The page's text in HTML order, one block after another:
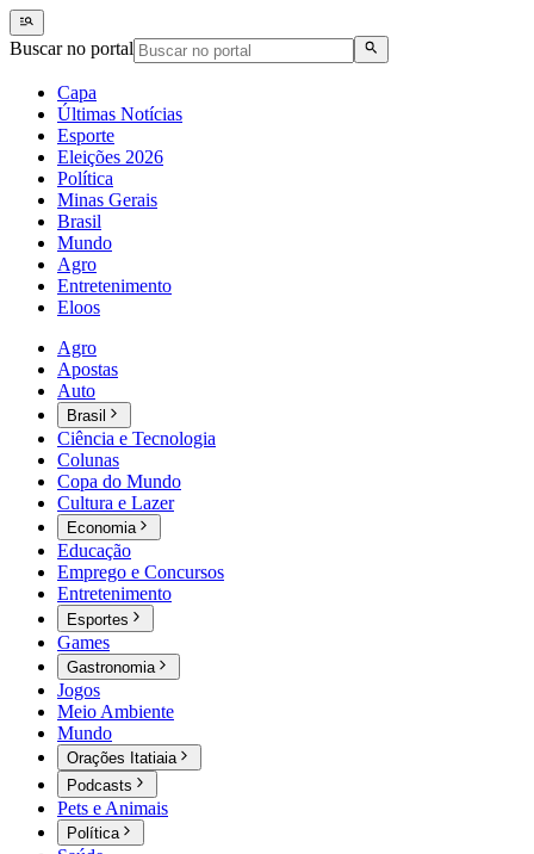
Buscar no portal
Capa
Últimas Notícias
Esporte
Eleições 2026
Política
Minas Gerais
Brasil
Mundo
Agro
Entretenimento
Eloos
Agro
Apostas
Auto
Brasil
Ciência e Tecnologia
Colunas
Copa do Mundo
Cultura e Lazer
Economia
Educação
Emprego e Concursos
Entretenimento
Esportes
Games
Gastronomia
Jogos
Meio Ambiente
Mundo
Orações Itatiaia
Podcasts
Pets e Animais
Política